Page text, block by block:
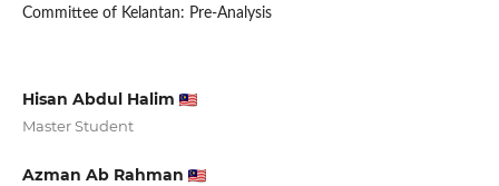
Committee of Kelantan: Pre-Analysis
Hisan Abdul Halim
Master Student
Azman Ab Rahman